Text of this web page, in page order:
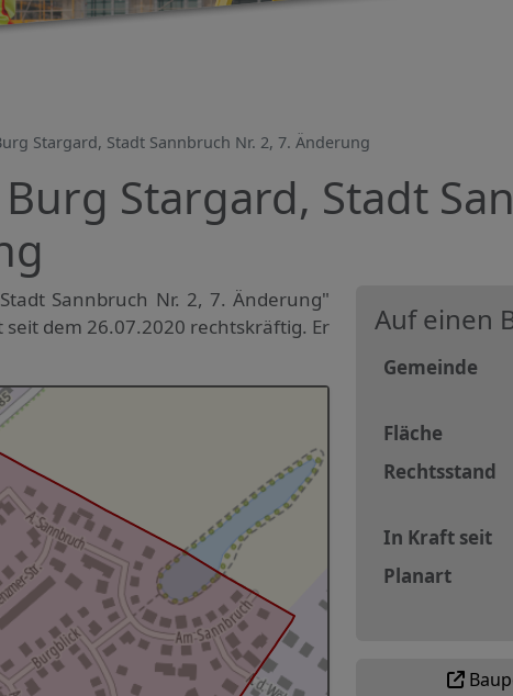
Stargard, Stadt Sannbruch Nr. 2, 7. Änderung
Stargard, Stadt
Sannbruch Nr. 2, 7. Änderung"
dem 26.07.2020 rechtskräftig. Er
Auf einen
Gemeinde
Fläche
Rechtsstand
In Kraft seit
Planart